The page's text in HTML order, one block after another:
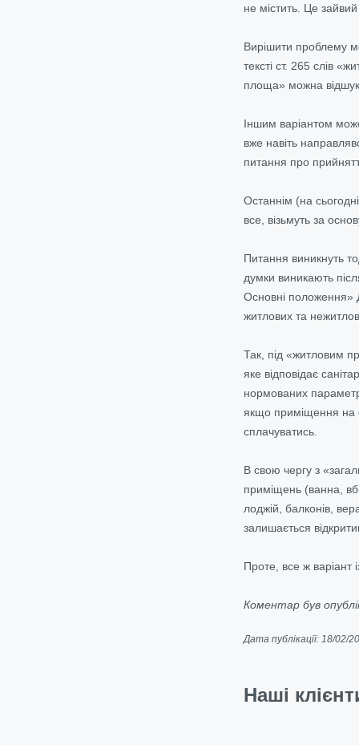
не містить. Це
Вирішити проблему
тексті ст. 265 слів
площа» можна
Іншим варіантом
вже навіть
питання про
Останнім (на
все, візьмуть за
Питання виникнуть
думки виникають
Основні положення»
житлових та
Так, під «житловим
яке відповідає
нормованих
якщо приміщення на
сплачуватись.
В свою чергу з
приміщень (ванна,
лоджій, балконів,
залишається
Проте, все ж варіант
Коментар був
Дата публікації: 18/02/
Наші